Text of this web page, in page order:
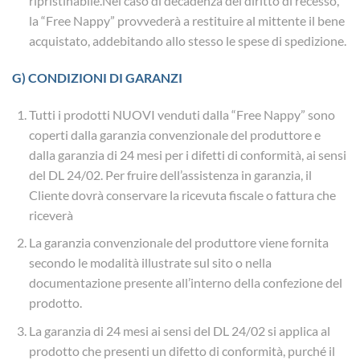
la “Free Nappy” provvederà a restituire al mittente il bene
acquistato, addebitando allo stesso le spese di spedizione.
G) CONDIZIONI DI GARANZI
Tutti i prodotti NUOVI venduti dalla “Free Nappy” sono
coperti dalla garanzia convenzionale del produttore e
dalla garanzia di 24 mesi per i difetti di conformità, ai sensi
del DL 24/02. Per fruire dell’assistenza in garanzia, il
Cliente dovrà conservare la ricevuta fiscale o fattura che
riceverà
La garanzia convenzionale del produttore viene fornita
secondo le modalità illustrate sul sito o nella
documentazione presente all’interno della confezione del
prodotto.
La garanzia di 24 mesi ai sensi del DL 24/02 si applica al
prodotto che presenti un difetto di conformità, purché il